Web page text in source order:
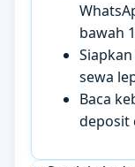
bawah
sewa
Baca
deposit